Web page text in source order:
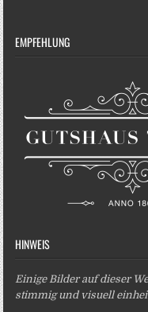
EMPFEHLUNG
HINWEIS
Einige Bilder auf dieser
stimmig und visuell